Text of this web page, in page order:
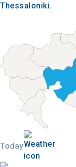
Thessaloniki.
Today